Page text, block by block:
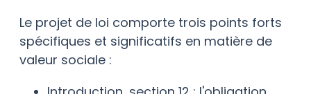
Le projet de loi comporte trois points forts
spécifiques et significatifs en matière de
valeur sociale :